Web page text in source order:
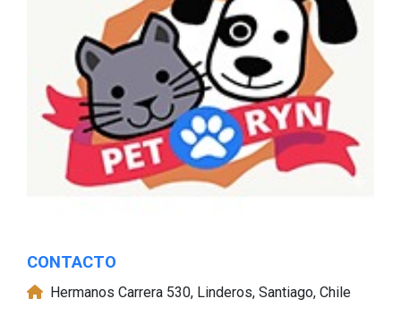
CONTACTO
Hermanos Carrera 530, Linderos, Santiago, Chile